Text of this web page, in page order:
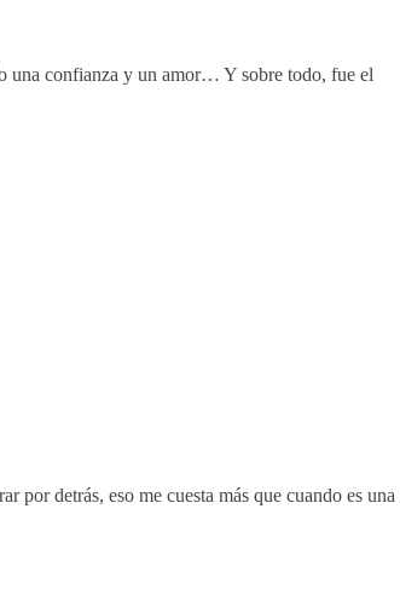
una confianza y un amor… Y sobre todo, fue el
por detrás, eso me cuesta más que cuando es una